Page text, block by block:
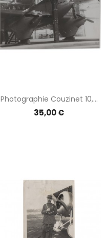
Photographie Couzinet 10,...
Prix
35,00 €